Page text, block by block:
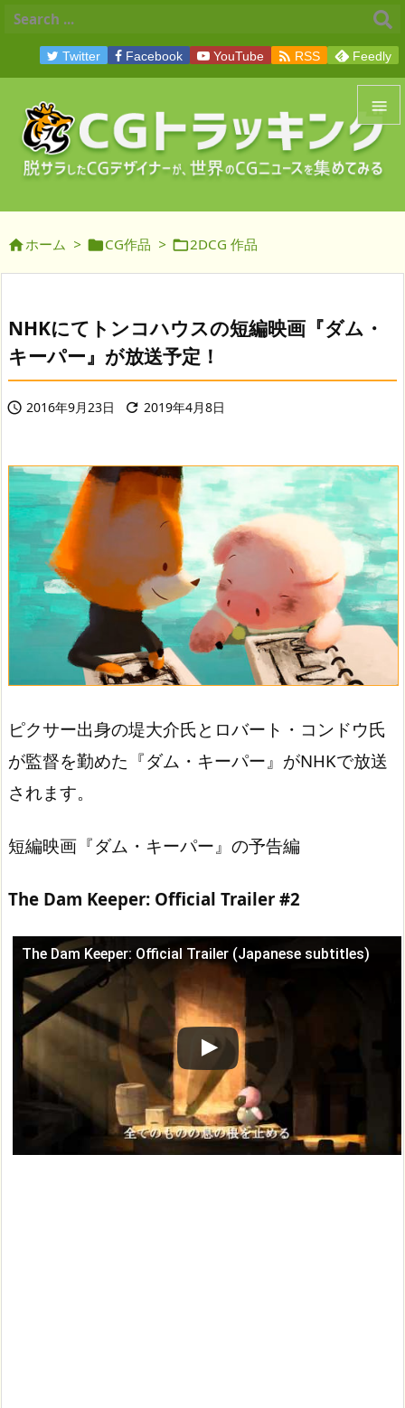


メニュ
前へ
Twitter Facebook YouTube  RSS Feedly
ホーム > CG作品 > 2DCG 作品
NHKにてトンコハウスの短編映画『ダム・
キーパー』が放送予定！
 2016年9月23日  2019年4月8日
ピクサー出身の堤大介氏とロバート・コンドウ氏
が監督を勤めた『ダム・キーパー』がNHKで放送
されます。
短編映画『ダム・キーパー』の予告編
The Dam Keeper: Official Trailer #2
The Dam Keeper: Official Trailer (Japanese subtitles)
この動画を YouTube で視聴